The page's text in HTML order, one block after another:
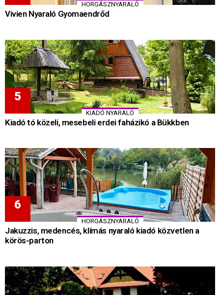
HORGÁSZNYARALÓ
Vivien Nyaraló Gyomaendrőd
KIADÓ NYARALÓ
Kiadó tó közeli, mesebeli erdei faházikó a Bükkben
HORGÁSZNYARALÓ
Jakuzzis, medencés, klímás nyaraló kiadó közvetlen a
körös-parton